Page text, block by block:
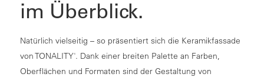
im Überblick.
Natürlich vielseitig – so präsentiert sich die Keramikfassade
von TONALITY®. Dank einer breiten Palette an Farben,
Oberflächen und Formaten sind der Gestaltung von